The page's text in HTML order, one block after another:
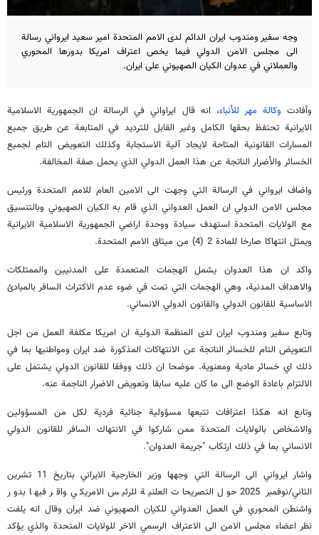
وجه سفير ومندوب ايران الدائم لدى الامم المتحدة امير سعيد ايرواني رسالة
الى مجلس الامن الدولي فيما يخص اعتراف امريكا بدورها المحوري
والعملاني في عدوان الكيان الصهيوني على ايران.
وأفادت وكالة مهر للأنباء، انه قال ايراواني في الرسالة ان الجمهورية الاسلامية
الايرانية تحتفظ بحقها الكامل وغير القابل للترديد في المتابعة عن طريق جميع
المسارات القانونية المتاحة لايجاد آلية الاستجابة وكذلك التعويض التام لجميع
الخسائر والأضرار الناتجة عن هذا العمل الدولي الذي يحمل صفة المخالفة.
واضاف ايرواني في الرسالة التي وجهت الى الامين العام للامم المتحدة ورئيس
مجلس الامن الدولي ان العمل العدواني الذي قام به الكيان الصهيوني وبالتنسيق
مع الولايات المتحدة استهدف سيادة ووحدة اراضي الجمهورية الاسلامية الايرانية
ويمثل انتهاكا صارخا للمادة 2 (4) من ميثاق الامم المتحدة.
واكد ان هذا العدوان يشمل الهجمات المتعمدة على المدنيين والممتلكات
والاهداف المدنية، وهي الهجمات التي تمت في ضوء عدم الاكتراث السافر بالمبادئ
الاساسية للقانون الدولي والقانون الدولي الانساني.
وتابع سفير ومندوب ايران لدى المنظمة الدولية ان امريكا مكلفة العمل من اجل
التعويض التام للخسائر الناتجة عن الانتهاكات المذكورة ضد ايران ومواطنيها بما في
ذلك اي خسائر مادية ومعنوية. موضحا ان ذلك ووفقا للقانون الدولي يشتمل على
الالتزام باعادة الوضع الى ما كان عليه سابقا وتعويض الاضرار الناجمة عنه.
وتابع انه هكذا اعترافات تتبعها مسؤولية جنائية فردية لكل من المسؤولين
والاشخاص بالولايات المتحدة ممن شاركوا في الانتهاك السافر للقانون الدولي
الانساني بما في ذلك ارتكاب "جريمة العدوان".
واشار ايرواني الى الرسالة التي وجهها وزير الخارجية الايراني بتاريخ 11 تشرين
الثاني/نوفمبر 2025 حول التصريحات العلنية للرئيس الامريكي واقر فيها بدور
واشنطن المحوري في العمل العدواني للكيان الصهيوني ضد ايران وقال انه يلفت
نظر اعضاء مجلس الامن الى الاعتراف الرسمي الاخر للولايات المتحدة والذي يؤكد